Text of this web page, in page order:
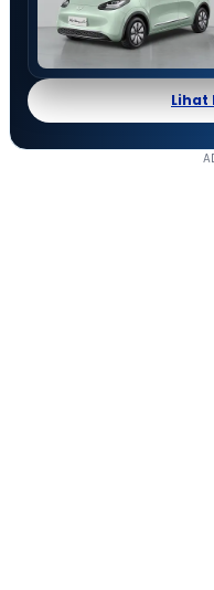
Lihat